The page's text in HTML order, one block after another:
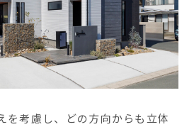
を考慮し、どの方向からも立体